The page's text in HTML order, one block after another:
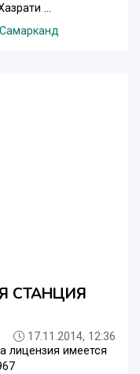
...
Самарканд
СТАНЦИЯ
17.11.2014, 12:36
имеется